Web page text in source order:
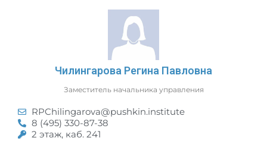
Чилингарова Регина Павловна
Заместитель начальника управления
RPChilingarova@pushkin.institute
8 (495) 330-87-38
2 этаж, каб. 241